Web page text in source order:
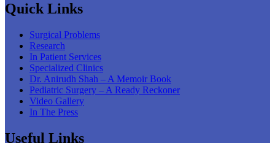
Quick Links
Surgical Problems
Research
In Patient Services
Specialized Clinics
Dr. Anirudh Shah – A Memoir Book
Pediatric Surgery – A Ready Reckoner
Video Gallery
In The Press
Useful Links